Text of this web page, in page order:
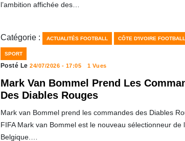
l’ambition affichée des…
Catégorie : ACTUALITÉS FOOTBALL CÔTE D'IVOIRE FOOTBALL
SPORT
Posté Le24/07/2026 - 17:05 1 Vues
Mark Van Bommel Prend Les
Des Diables Rouges
Mark van Bommel prend les commandes des Diables
FIFA Mark van Bommel est le nouveau sélectionneur de
Belgique.…